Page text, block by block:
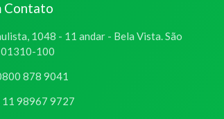
Contato
1048 - 11 andar - Bela Vista. São
01310-100
878 9041
11 98967 9727